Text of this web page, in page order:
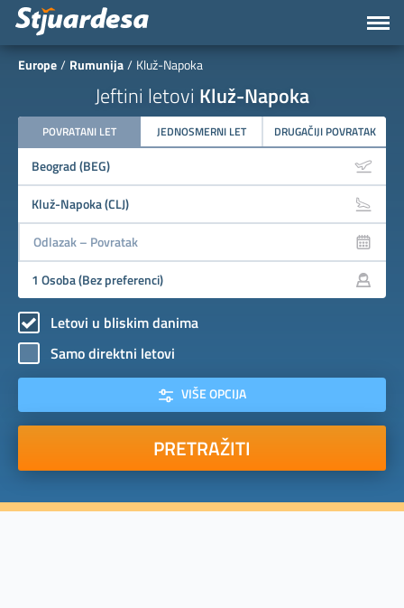
Europe Rumunija Kluž-Napoka
Jeftini letovi Kluž-Napoka
POVRATANI LET JEDNOSMERNI LET DRUGAČIJI POVRATAK
Letovi u bliskim danima
Samo direktni letovi
VIŠE OPCIJA
PRETRAŽITI